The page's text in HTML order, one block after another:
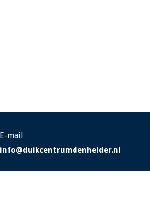
E-mail
info@duikcentrumdenhelder.nl